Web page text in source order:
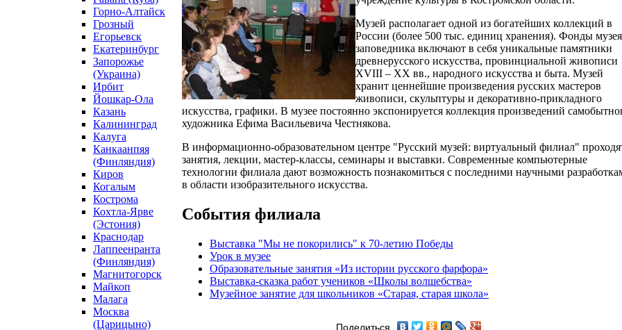
Горно-Алтайск
Грозный
Егорьевск
Екатеринбург
Запорожье
(Украина)
Ирбит
Йошкар-Ола
Казань
Калининград
Калуга
Канкаанпяя
(Финляндия)
Киров
Когалым
Кострома
Кохтла-Ярве
(Эстония)
Краснодар
Лаппеенранта
(Финляндия)
Магнитогорск
Майкоп
Малага
Москва
(Царицыно)
Музей располагает одной из богатейших коллекций в
России (более 500 тыс. единиц хранения). Фонды
заповедника включают в себя уникальные памятники
древнерусского искусства, провинциальной живописи
XVIII – XX вв., народного искусства и быта. Музей
хранит ценнейшие произведения русских мастеров
живописи, скульптуры и декоративно-прикладного
искусства, графики. В музее постоянно экспонируется коллекция произведений
художника Ефима Васильевича Честнякова.
В информационно-образовательном центре "Русский музей: виртуальный филиал"
занятия, лекции, мастер-классы, семинары и выставки. Современные компьютерные
технологии филиала дают возможность познакомиться с последними научными
в области изобразительного искусства.
События филиала
Выставка "Мы не покорились" к 70-летию Победы
Урок в музее
Образовательные занятия «Из истории русского фарфора»
Выставка-сказка работ учеников «Школы волшебства»
Музейное занятие для школьников «Старая, старая школа»
Поделиться